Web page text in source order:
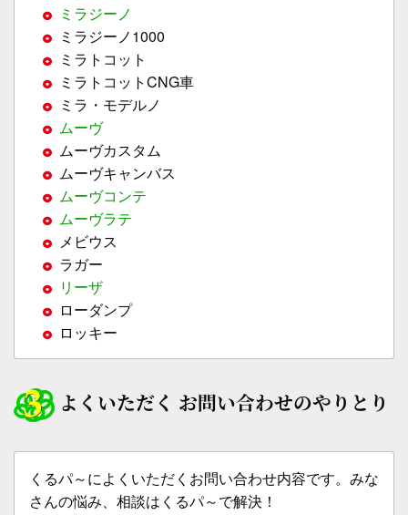
ミラジーノ
ミラジーノ1000
ミラトコット
ミラトコットCNG車
ミラ・モデルノ
ムーヴ
ムーヴカスタム
ムーヴキャンバス
ムーヴコンテ
ムーヴラテ
メビウス
ラガー
リーザ
ローダンプ
ロッキー
よくいただく お問い合わせのやりとり
くるパ～によくいただくお問い合わせ内容です。みな
さんの悩み、相談はくるパ～で解決！